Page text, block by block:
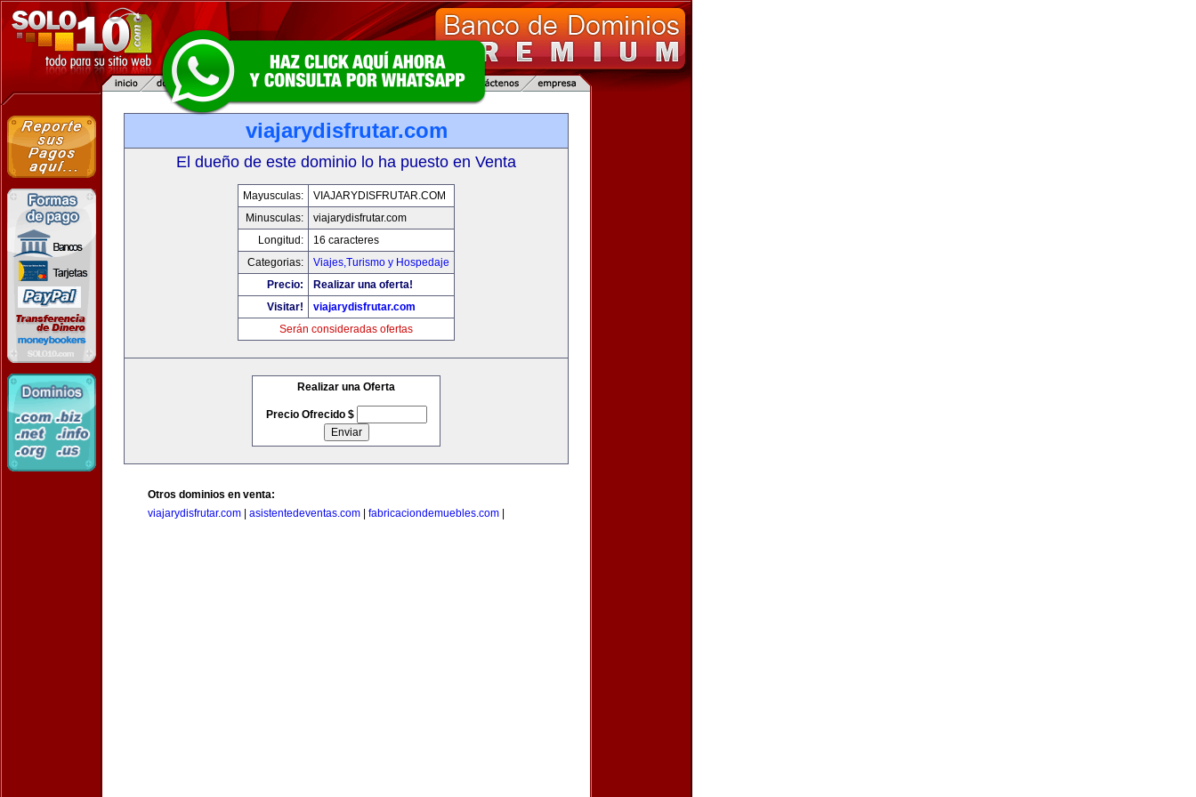
viajarydisfrutar.com
El dueño de este dominio lo ha puesto en Venta
Mayusculas:
VIAJARYDISFRUTAR.COM
Minusculas:
viajarydisfrutar.com
Longitud:
16 caracteres
Categorias:
Viajes,Turismo y Hospedaje
Precio:
Realizar una oferta!
Visitar!
viajarydisfrutar.com
Serán consideradas ofertas
Realizar una Oferta
Precio Ofrecido $
Otros dominios en venta:
viajarydisfrutar.com
asistentedeventas.com fabricaciondemuebles.com